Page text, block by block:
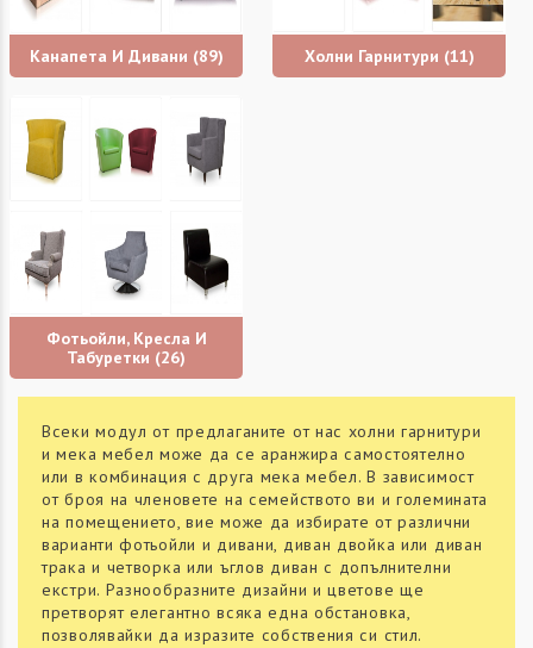
Канапета И Дивани (89) Холни Гарнитури (11)
Фотьойли, Кресла И
Табуретки (26)
Всеки модул от предлаганите от нас холни гарнитури
и мека мебел може да се аранжира самостоятелно
или в комбинация с друга мека мебел. В зависимост
от броя на членовете на семейството ви и големината
на помещението, вие може да избирате от различни
варианти фотьойли и дивани, диван двойка или диван
трака и четворка или ъглов диван с допълнителни
екстри. Разнообразните дизайни и цветове ще
претворят елегантно всяка една обстановка,
позволявайки да изразите собствения си стил.